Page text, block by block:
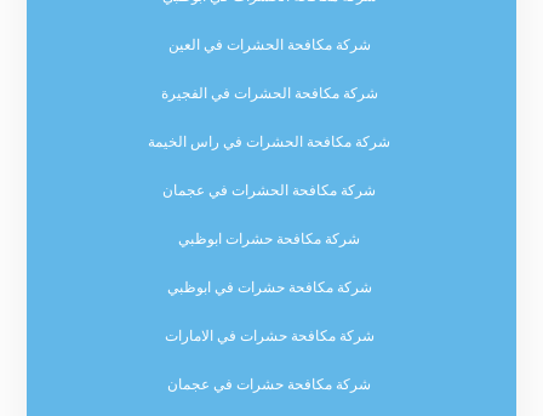
شركة مكافحة الحشرات في العين
شركة مكافحة الحشرات في الفجيرة
شركة مكافحة الحشرات في راس الخيمة
شركة مكافحة الحشرات في عجمان
شركة مكافحة حشرات ابوظبي
شركة مكافحة حشرات في ابوظبي
شركة مكافحة حشرات في الامارات
شركة مكافحة حشرات في عجمان